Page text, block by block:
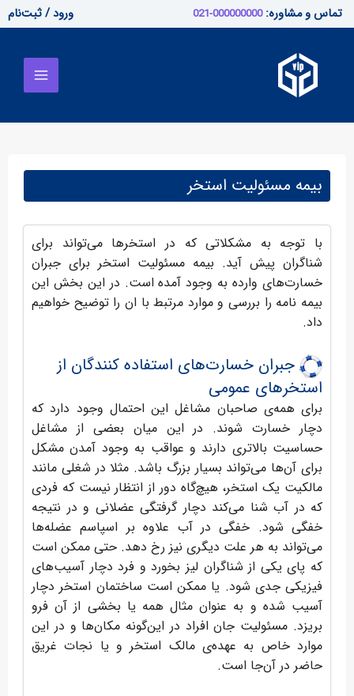
پرش
به
تماس و مشاوره:000000000-021 ورود / ثبت‌نام
Menu
بیمه مسئولیت استخر
با توجه به مشکلاتی که در استخرها می‌تواند برای
شناگران پیش آید. بیمه مسئولیت استخر برای جبران
خسارت‌های وارده به وجود آمده است. در این بخش این
بیمه نامه را بررسی و موارد مرتبط با ان را توضیح خواهیم
داد.
جبران خسارت‌های استفاده کنندگان از
استخرهای عمومی
برای همه‌ی صاحبان مشاغل این احتمال وجود دارد که
دچار خسارت شوند. در این میان بعضی از مشاغل
حساسیت بالاتری دارند و عواقب به وجود آمدن مشکل
برای آن‌ها می‌تواند بسیار بزرگ باشد. مثلا در شغلی مانند
مالکیت یک استخر، هیچ‌گاه دور از انتظار نیست که فردی
که در آب شنا می‌کند دچار گرفتگی عضلانی و در نتیجه
خفگی شود. خفگی در آب علاوه بر اسپاسم عضله‌ها
می‌تواند به هر علت دیگری نیز رخ دهد. حتی ممکن است
که پای یکی از شناگران لیز بخورد و فرد دچار آسیب‌های
فیزیکی جدی شود. یا ممکن است ساختمان استخر دچار
آسیب شده و به عنوان مثال همه یا بخشی از آن فرو
بریزد. مسئولیت جان افراد در این‌گونه مکان‌ها و در این
موارد خاص به عهده‌ی مالک استخر و یا نجات غریق
حاضر در آن‌جا است.